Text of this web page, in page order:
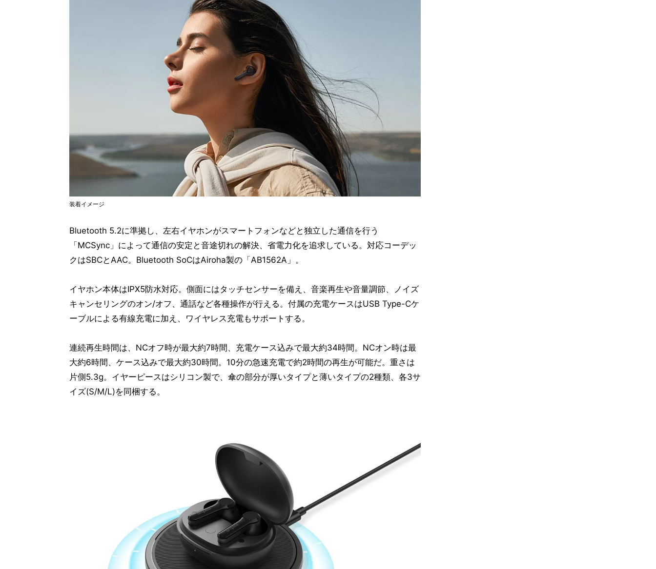
装着イメージ
Bluetooth 5.2に準拠し、左右イヤホンがスマートフォンなどと独立した通信を行う
「MCSync」によって通信の安定と音途切れの解決、省電力化を追求している。対応コーデッ
クはSBCとAAC。Bluetooth SoCはAiroha製の「AB1562A」。
イヤホン本体はIPX5防水対応。側面にはタッチセンサーを備え、音楽再生や音量調節、ノイズ
キャンセリングのオン/オフ、通話など各種操作が行える。付属の充電ケースはUSB Type-Cケ
ーブルによる有線充電に加え、ワイヤレス充電もサポートする。
連続再生時間は、NCオフ時が最大約7時間、充電ケース込みで最大約34時間。NCオン時は最
大約6時間、ケース込みで最大約30時間。10分の急速充電で約2時間の再生が可能だ。重さは
片側5.3g。イヤーピースはシリコン製で、傘の部分が厚いタイプと薄いタイプの2種類、各3サ
イズ(S/M/L)を同梱する。